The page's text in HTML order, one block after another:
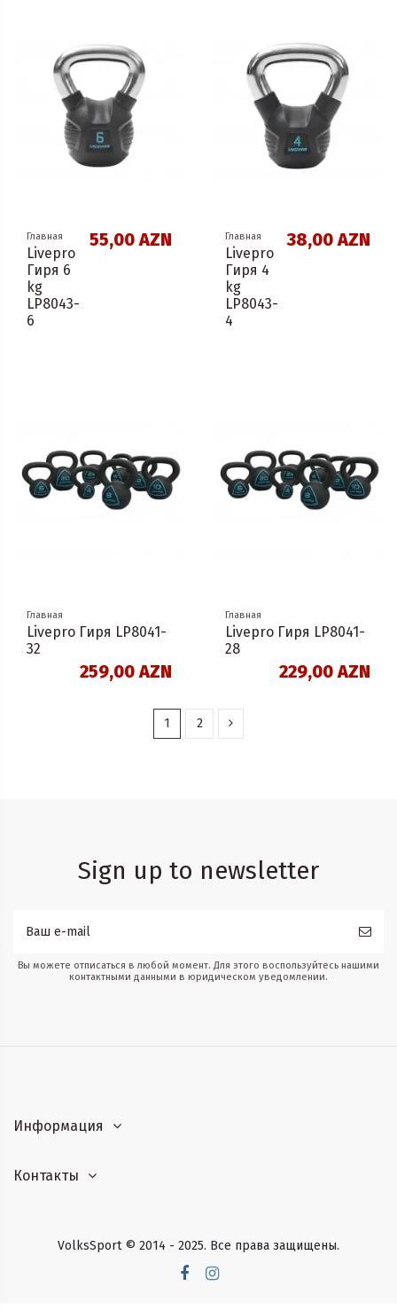
Главная
Livepro
Гиря 6
kg
LP8043-
6
55,00 AZN Главная
Livepro
Гиря 4
kg
LP8043-
4
38,00 AZN
Главная
Livepro Гиря LP8041-
32
259,00 AZN
Главная
Livepro Гиря LP8041-
28
229,00 AZN
1 2
Sign up to newsletter
Вы можете отписаться в любой момент. Для этого воспользуйтесь нашими
контактными данными в юридическом уведомлении.
Информация
Контакты
VolksSport © 2014 - 2025. Все права защищены.